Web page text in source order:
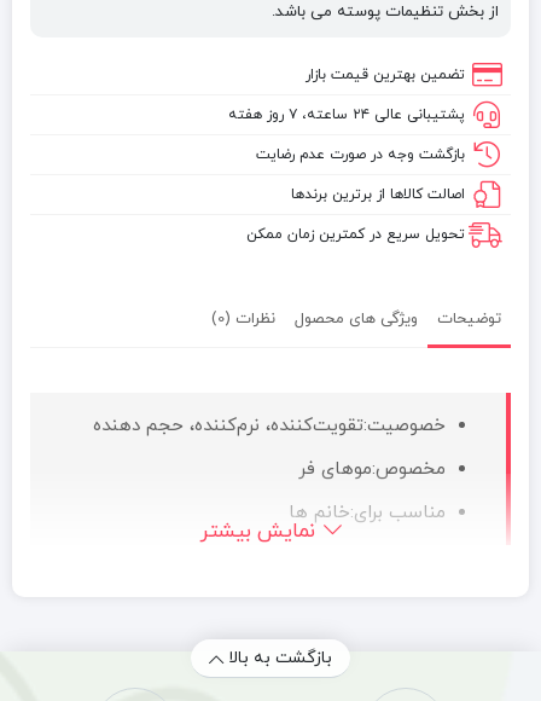
از بخش تنظیمات پوسته می باشد.
تضمین بهترین قیمت بازار
پشتیبانی عالی ۲۴ ساعته، ۷ روز هفته
بازگشت وجه در صورت عدم رضایت
اصالت کالاها از برترین برندها
تحویل سریع در کمترین زمان ممکن
توضیحات ویژگی های محصول نظرات (0)
خصوصیت:تقویت‌کننده، نرم‌کننده، حجم دهنده
مخصوص:موهای فر
مناسب برای:خانم ها
یکی دیگر از محصولات متنوع برند سایوس، شامپوی مخصوص
نمایش بیشتر
بازگشت به بالا